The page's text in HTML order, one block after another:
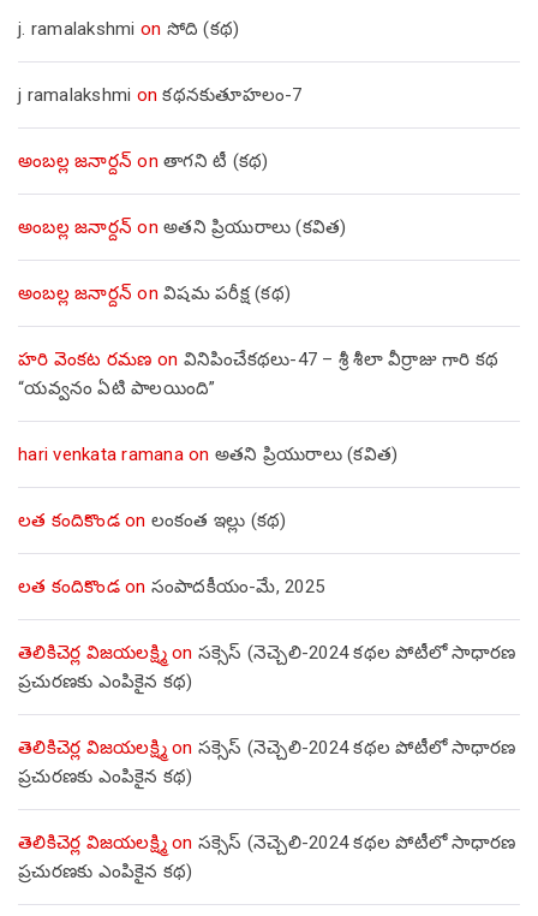
j. ramalakshmi on సోది (కథ)
j ramalakshmi onకథనకుతూహలం-7
అంబల్ల జనార్దన్ on తాగని టీ (కథ)
అంబల్ల జనార్దన్ on అతని ప్రియురాలు (కవిత)
అంబల్ల జనార్దన్ on విషమ పరీక్ష (క‌థ‌)
హరి వెంకట రమణ on వినిపించేకథలు-47 – శ్రీ శీలా వీర్రాజు గారి కథ
“యవ్వనం ఏటి పాలయింది”
hari venkata ramanaon అతని ప్రియురాలు (కవిత)
లత కందికొండon లంకంత ఇల్లు (కథ)
లత కందికొండon సంపాదకీయం-మే, 2025
తెలికిచెర్ల విజయలక్ష్మిon సక్సెస్ (నెచ్చెలి-2024 కథల పోటీలో సాధారణ
ప్రచురణకు ఎంపికైన కథ)
తెలికిచెర్ల విజయలక్ష్మిon సక్సెస్ (నెచ్చెలి-2024 కథల పోటీలో సాధారణ
ప్రచురణకు ఎంపికైన కథ)
తెలికిచెర్ల విజయలక్ష్మిon సక్సెస్ (నెచ్చెలి-2024 కథల పోటీలో సాధారణ
ప్రచురణకు ఎంపికైన కథ)